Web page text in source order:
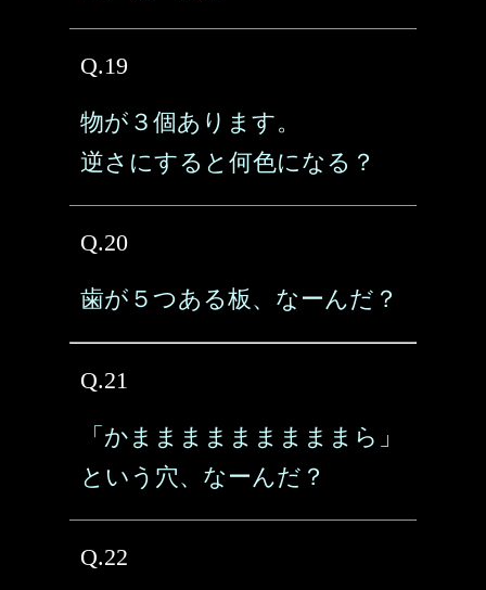
Q.19
物が３個あります。
逆さにすると何色になる？
Q.20
歯が５つある板、なーんだ？
Q.21
「かまままままままままら」
という穴、なーんだ？
Q.22